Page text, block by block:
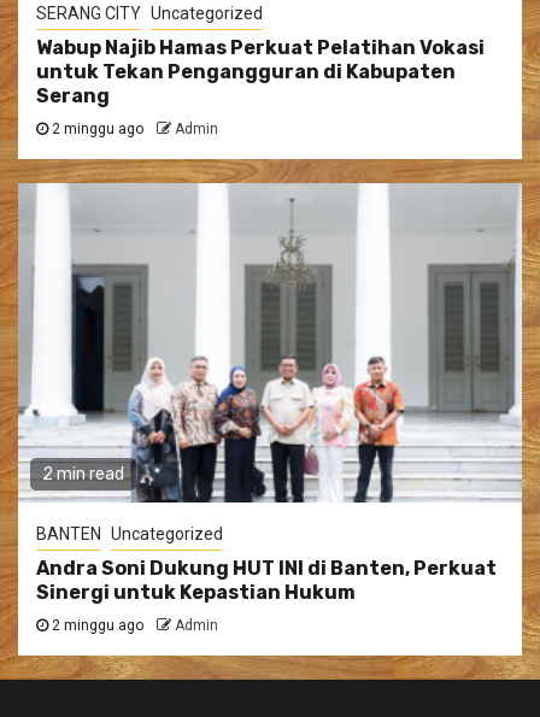
SERANG CITY Uncategorized
Wabup Najib Hamas Perkuat Pelatihan Vokasi
untuk Tekan Pengangguran di Kabupaten
Serang
2 minggu ago Admin
2 min read
BANTEN Uncategorized
Andra Soni Dukung HUT INI di Banten, Perkuat
Sinergi untuk Kepastian Hukum
2 minggu ago Admin